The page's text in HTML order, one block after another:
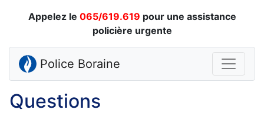
Appelez le 065/619.619 pour une assistance
policière urgente
Police Boraine
Questions